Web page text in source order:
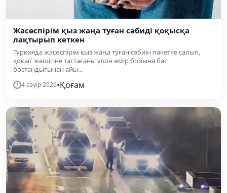
Жасөспірім қыз жаңа туған сәбиді қоқысқа
лақтырып кеткен
Түркияда жасөспірім қыз жаңа туған сәбиін пакетке салып,
қоқыс жәшігіне тастағаны үшін өмір бойына бас
бостандығынан айы...
4 сәуір 2026•Қоғам